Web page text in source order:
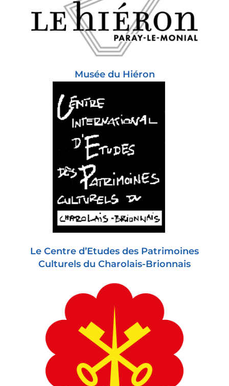
Musée du Hiéron
Le Centre d’Etudes des Patrimoines
Culturels du Charolais-Brionnais